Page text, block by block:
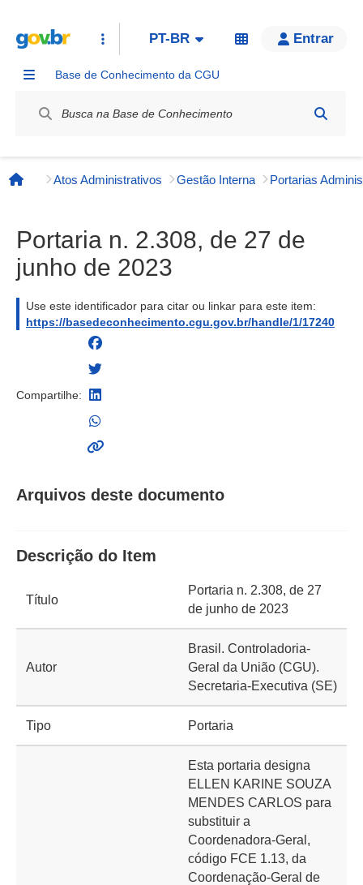
PT-BR Entrar
Base de Conhecimento da CGU
Página inicial
Atos Administrativos Gestão Interna
Portaria n. 2.308, de 27 de
junho de 2023
Use este identificador para citar ou linkar para este item:
https://basedeconhecimento.cgu.gov.br/handle/1/17240
Compartilhe:
Arquivos deste documento
Descrição do Item
Título
Portaria n. 2.308, de 27
de junho de 2023
Autor
Brasil. Controladoria-
Geral da União (CGU).
Secretaria-Executiva (SE)
Tipo Portaria
Esta portaria designa
ELLEN KARINE SOUZA
MENDES CARLOS para
substituir a
Coordenadora-Geral,
código FCE 1.13, da
Coordenação-Geral de